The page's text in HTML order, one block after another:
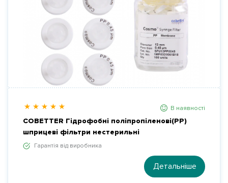
В наявності
COBETTER Гідрофобні поліпропіленові(PP)
шприцеві фільтри нестерильні
Гарантія від виробника
Детальніше